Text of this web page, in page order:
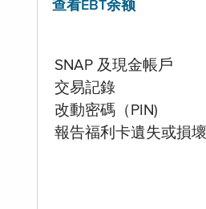
查看EBT余额
SNAP 及現金帳戶
交易記錄
改動密碼（PIN)
報告福利卡遺失或損壞